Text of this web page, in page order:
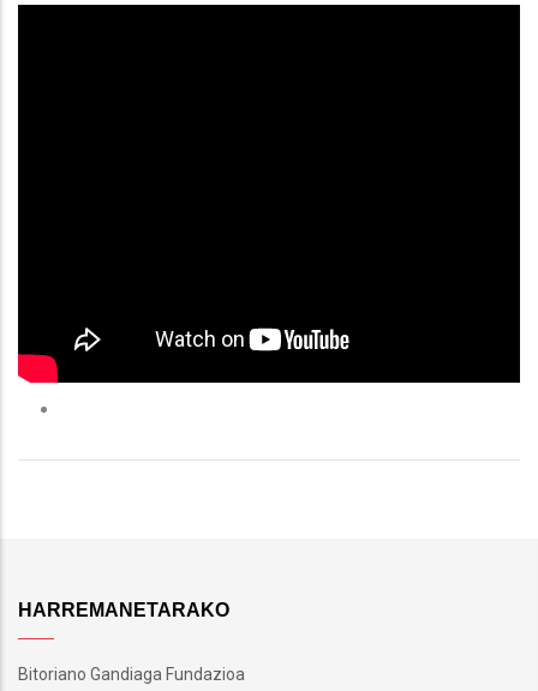
HARREMANETARAKO
Bitoriano Gandiaga Fundazioa